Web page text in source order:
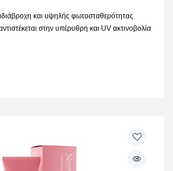
και υψηλής φωτοσταθερότητας
στην υπέρυθρη και UV ακτινοβολία